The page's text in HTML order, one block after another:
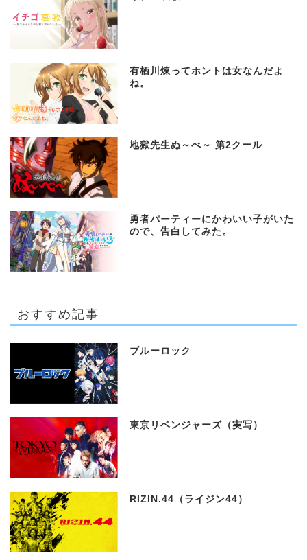
有栖川煉ってホントは女なんだよ
ね。
地獄先生ぬ～べ～ 第2クール
勇者パーティーにかわいい子がいた
ので、告白してみた。
おすすめ記事
ブルーロック
東京リベンジャーズ（実写）
RIZIN.44（ライジン44）